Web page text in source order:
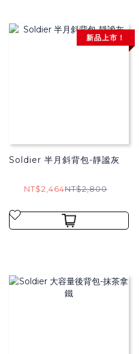
新品上市！
Soldier 半月斜背包-靜謐灰
NT$2,464NT$2,800